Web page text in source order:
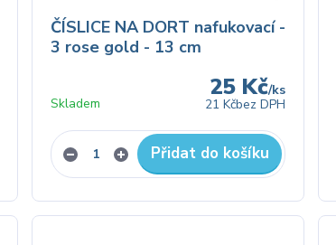
ČÍSLICE NA DORT nafukovací -
3 rose gold - 13 cm
25 Kč/ks
21 Kčbez DPH
Skladem
Přidat do košíku